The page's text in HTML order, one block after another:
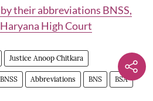
their abbreviations BNSS,
High Court
Justice Anoop Chitkara
BNSS Abbreviations BNS BSA